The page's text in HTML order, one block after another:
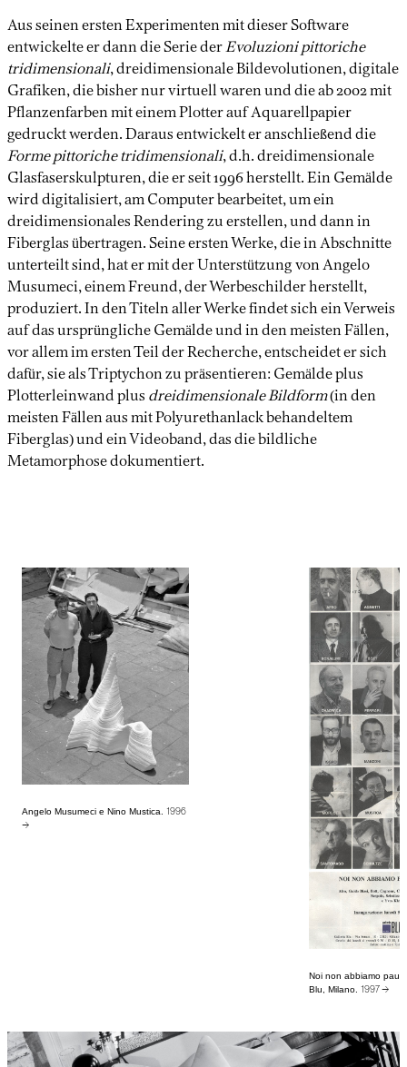
Aus seinen ersten Experimenten mit dieser Software
entwickelte er dann die Serie derEvoluzioni pittoriche
tridimensionali, dreidimensionale Bildevolutionen, digitale
Grafiken, die bisher nur virtuell waren und die ab 2002 mit
Pflanzenfarben mit einem Plotter auf Aquarellpapier
gedruckt werden. Daraus entwickelt er anschließend die
Forme pittoriche tridimensionali, d.h. dreidimensionale
Glasfaserskulpturen, die er seit 1996 herstellt. Ein Gemälde
wird digitalisiert, am Computer bearbeitet, um ein
dreidimensionales Rendering zu erstellen, und dann in
Fiberglas übertragen. Seine ersten Werke, die in Abschnitte
unterteilt sind, hat er mit der Unterstützung von Angelo
Musumeci, einem Freund, der Werbeschilder herstellt,
produziert. In den Titeln aller Werke findet sich ein Verweis
auf das ursprüngliche Gemälde und in den meisten Fällen,
vor allem im ersten Teil der Recherche, entscheidet er sich
dafür, sie als Triptychon zu präsentieren: Gemälde plus
Plotterleinwand plus dreidimensionale Bildform(in den
meisten Fällen aus mit Polyurethanlack behandeltem
Fiberglas) und ein Videoband, das die bildliche
Metamorphose dokumentiert.
Angelo Musumeci e Nino Mustica.
1996
→
Noi non abbiamo
Blu, Milano.1997 →